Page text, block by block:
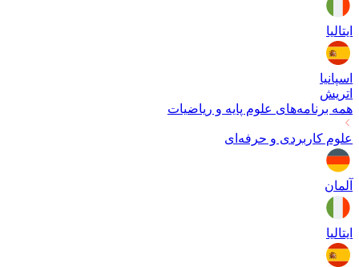
ایتالیا
اسپانیا
اتریش
همه برنامه‌های علوم پایه و ریاضیات
علوم کاربردی و حرفه‌ای
آلمان
ایتالیا